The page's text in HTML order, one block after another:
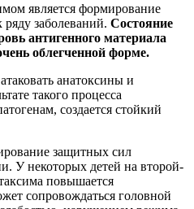
является формирование
заболеваний. Состояние
антигенного материала
облегченной форме.
анатоксины и
такого процесса
создается стойкий
защитных сил
У некоторых детей на второй-
повышается
сопровождаться головной